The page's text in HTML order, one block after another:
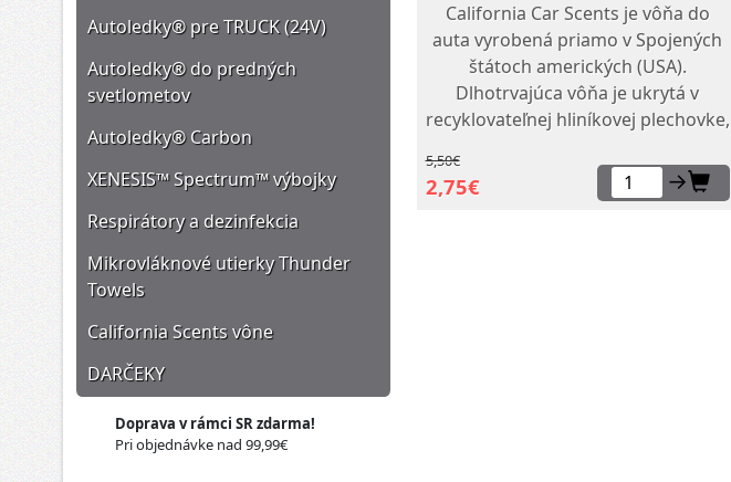
Autoledky® pre TRUCK (24V)
Autoledky® do predných
svetlometov
Autoledky® Carbon
XENESIS™ Spectrum™ výbojky
Respirátory a dezinfekcia
Mikrovláknové utierky Thunder
Towels
California Scents vône
DARČEKY
Doprava v rámci SR zdarma!
Pri objednávke nad 99,99€
California Car Scents je vôňa do
auta vyrobená priamo v Spojených
štátoch amerických (USA).
Dlhotrvajúca vôňa je ukrytá v
recyklovateľnej hliníkovej plechovke,
ľanu napusteného parfumom. Tento
parfumovaný a prírodný...
5,50€
2,75€ →